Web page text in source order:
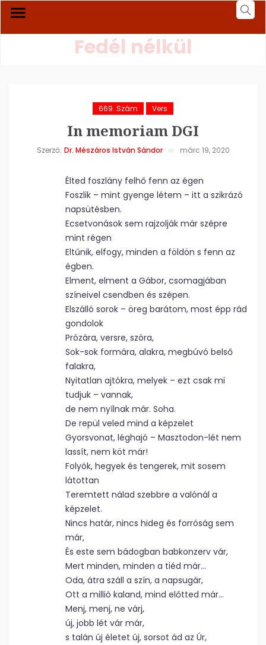
Fedél nélkül
669. Szám Vers
In memoriam DGI
Szerző: Dr. Mészáros István Sándor márc 19, 2020
Élted foszlány felhő fenn az égen
Foszlik – mint gyenge létem – itt a szikrázó
napsütésben.
Ecsetvonások sem rajzolják már szépre
mint régen
Eltűnik, elfogy, minden a földön s fenn az
égben.
Elment, elment a Gábor, csomagjában
színeivel csendben és szépen.
Elszálló sorok – öreg barátom, most épp rád
gondolok
Prózára, versre, szóra,
Sok-sok formára, alakra, megbúvó belső
falakra,
Nyitatlan ajtókra, melyek – ezt csak mi
tudjuk – vannak,
de nem nyílnak már. Soha.
De repül veled mind a képzelet
Gyorsvonat, léghajó – Masztodon-lét nem
lassít, nem köt már!
Folyók, hegyek és tengerek, mit sosem
látottan
Teremtett nálad szebbre a valónál a
képzelet.
Nincs határ, nincs hideg és forróság sem
már,
És este sem bádogban babkonzerv vár,
Mert minden, minden a tiéd már…
Oda, átra száll a szín, a napsugár,
Ott a millió kaland, mind előtted már…
Menj, menj, ne várj,
új, jobb lét vár már,
s talán új életet új, sorsot ád az Úr,